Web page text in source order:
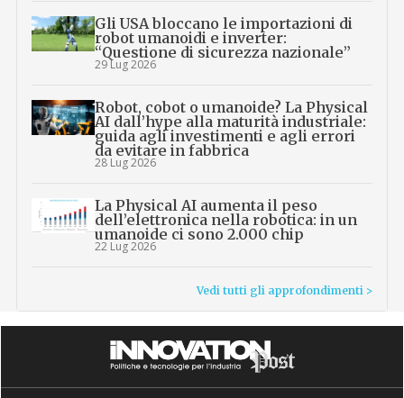
Gli USA bloccano le importazioni di
robot umanoidi e inverter:
“Questione di sicurezza nazionale”
29 Lug 2026
Robot, cobot o umanoide? La Physical
AI dall’hype alla maturità industriale:
guida agli investimenti e agli errori
da evitare in fabbrica
28 Lug 2026
La Physical AI aumenta il peso
dell’elettronica nella robotica: in un
umanoide ci sono 2.000 chip
22 Lug 2026
Vedi tutti gli approfondimenti >